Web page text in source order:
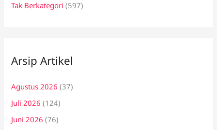
Tak Berkategori (597)
Arsip Artikel
Agustus 2026 (37)
Juli 2026 (124)
Juni 2026 (76)